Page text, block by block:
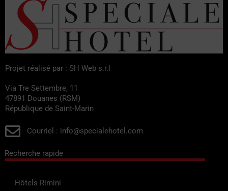
Projet réalisé par : SH Web s.r.l
Via Tre Settembre, 11
47891 Douanes (RSM)
République de Saint-Marin
Courriel : info@specialehotel.com
Recherche rapide
Hôtels Rimini